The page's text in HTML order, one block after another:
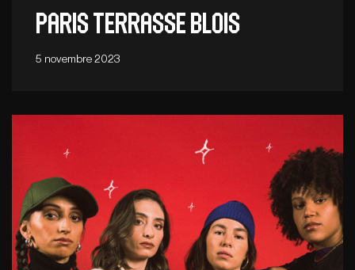
Paris terrasse Blois
5 novembre 2023